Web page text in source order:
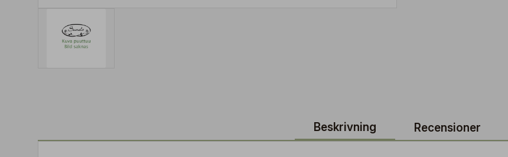
Beskrivning Recensioner